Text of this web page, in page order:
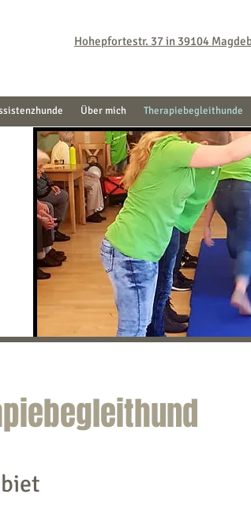
Hohepfortestr. 37 in 39104
Über mich Therapiebegleithunde